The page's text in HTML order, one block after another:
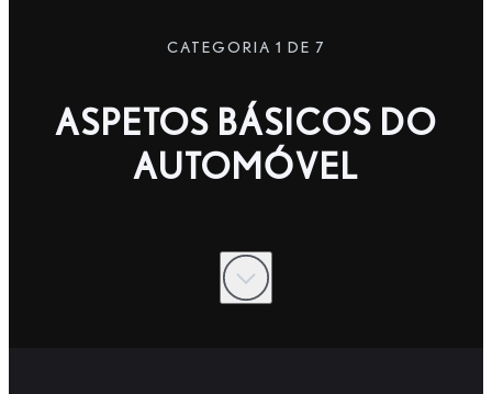
CATEGORIA 1 DE 7
ASPETOS BÁSICOS DO
AUTOMÓVEL